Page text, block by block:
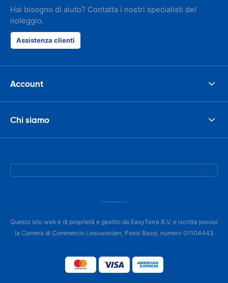
Hai bisogno di aiuto? Contatta i nostri specialisti del
noleggio.
Assistenza clienti
Account
Chi siamo
Questo sito web è di proprietà e gestito da EasyTerra B.V. e iscritta presso
la Camera di Commercio Leeuwarden, Paesi Bassi, numero 01104443